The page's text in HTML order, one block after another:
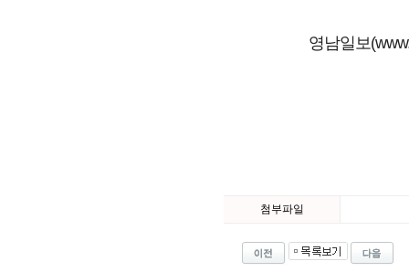
영남일보
첨부파일